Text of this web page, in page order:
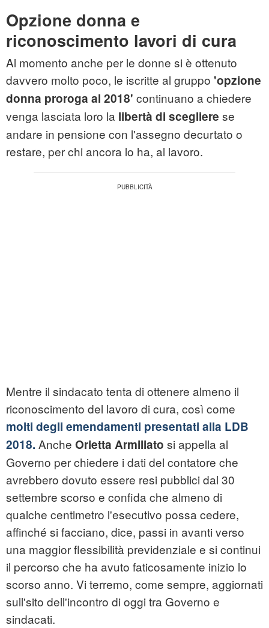
Opzione donna e
riconoscimento lavori di cura
Al momento anche per le donne si è ottenuto
davvero molto poco, le iscritte al gruppo 'opzione
donna proroga al 2018' continuano a chiedere
venga lasciata loro la libertà di scegliere se
andare in pensione con l'assegno decurtato o
restare, per chi ancora lo ha, al lavoro.
Mentre il sindacato tenta di ottenere almeno il
riconoscimento del lavoro di cura, così come
molti degli emendamenti presentati alla LDB
2018. Anche Orietta Armiliato si appella al
Governo per chiedere i dati del contatore che
avrebbero dovuto essere resi pubblici dal 30
settembre scorso e confida che almeno di
qualche centimetro l'esecutivo possa cedere,
affinché si facciano, dice, passi in avanti verso
una maggior flessibilità previdenziale e si continui
il percorso che ha avuto faticosamente inizio lo
scorso anno. Vi terremo, come sempre, aggiornati
sull'sito dell'incontro di oggi tra Governo e
sindacati.